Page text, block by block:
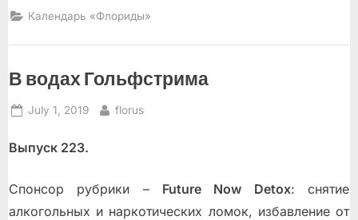
Майами”
Календарь «Флориды»
В водах Гольфстрима
Posted
July 1, 2019 By
florus
Выпуск 223.
Спонсор рубрики – Future Now Detox: снятие
алкогольных и наркотических ломок, избавление от